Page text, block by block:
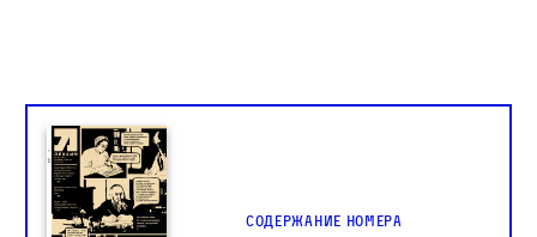
Содержание номера